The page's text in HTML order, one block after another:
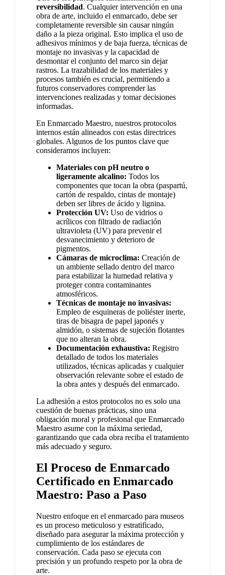
reversibilidad. Cualquier intervención en una
obra de arte, incluido el enmarcado, debe ser
completamente reversible sin causar ningún
daño a la pieza original. Esto implica el uso de
adhesivos mínimos y de baja fuerza, técnicas de
montaje no invasivas y la capacidad de
desmontar el conjunto del marco sin dejar
rastros. La trazabilidad de los materiales y
procesos también es crucial, permitiendo a
futuros conservadores comprender las
intervenciones realizadas y tomar decisiones
informadas.
En Enmarcado Maestro, nuestros protocolos
internos están alineados con estas directrices
globales. Algunos de los puntos clave que
consideramos incluyen:
Materiales con pH neutro o
ligeramente alcalino: Todos los
componentes que tocan la obra (paspartú,
cartón de respaldo, cintas de montaje)
deben ser libres de ácido y lignina.
Protección UV: Uso de vidrios o
acrílicos con filtrado de radiación
ultravioleta (UV) para prevenir el
desvanecimiento y deterioro de
pigmentos.
Cámaras de microclima: Creación de
un ambiente sellado dentro del marco
para estabilizar la humedad relativa y
proteger contra contaminantes
atmosféricos.
Técnicas de montaje no invasivas:
Empleo de esquineras de poliéster inerte,
tiras de bisagra de papel japonés y
almidón, o sistemas de sujeción flotantes
que no alteran la obra.
Documentación exhaustiva: Registro
detallado de todos los materiales
utilizados, técnicas aplicadas y cualquier
observación relevante sobre el estado de
la obra antes y después del enmarcado.
La adhesión a estos protocolos no es solo una
cuestión de buenas prácticas, sino una
obligación moral y profesional que Enmarcado
Maestro asume con la máxima seriedad,
garantizando que cada obra reciba el tratamiento
más adecuado y seguro.
El Proceso de Enmarcado
Certificado en Enmarcado
Maestro: Paso a Paso
Nuestro enfoque en el enmarcado para museos
es un proceso meticuloso y estratificado,
diseñado para asegurar la máxima protección y
cumplimiento de los estándares de
conservación. Cada paso se ejecuta con
precisión y un profundo respeto por la obra de
arte.